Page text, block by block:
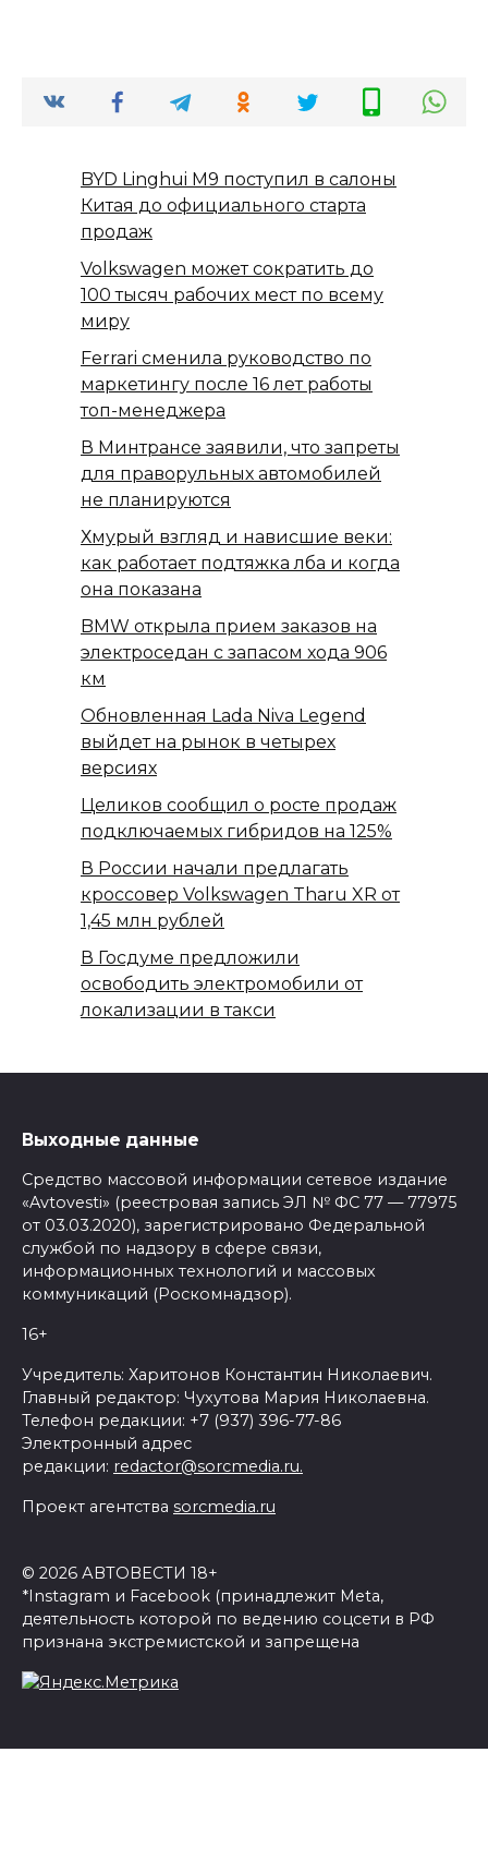
BYD Linghui M9 поступил в салоны
Китая до официального старта
продаж
Volkswagen может сократить до
100 тысяч рабочих мест по всему
миру
Ferrari сменила руководство по
маркетингу после 16 лет работы
топ-менеджера
В Минтрансе заявили, что запреты
для праворульных автомобилей
не планируются
Хмурый взгляд и нависшие веки:
как работает подтяжка лба и когда
она показана
BMW открыла прием заказов на
электроседан с запасом хода 906
км
Обновленная Lada Niva Legend
выйдет на рынок в четырех
версиях
Целиков сообщил о росте продаж
подключаемых гибридов на 125%
В России начали предлагать
кроссовер Volkswagen Tharu XR от
1,45 млн рублей
В Госдуме предложили
освободить электромобили от
локализации в такси
Выходные данные
Средство массовой информации сетевое издание
«Avtovesti» (реестровая запись ЭЛ № ФС 77 — 77975
от 03.03.2020), зарегистрировано Федеральной
службой по надзору в сфере связи,
информационных технологий и массовых
коммуникаций (Роскомнадзор).
16+
Учредитель: Харитонов Константин Николаевич.
Главный редактор: Чухутова Мария Николаевна.
Телефон редакции: +7 (937) 396-77-86
Электронный адрес
редакции: redactor@sorcmedia.ru.
Проект агентства sorcmedia.ru
© 2026 АВТОВЕСТИ 18+
*Instagram и Facebook (принадлежит Meta,
деятельность которой по ведению соцсети в РФ
признана экстремистской и запрещена